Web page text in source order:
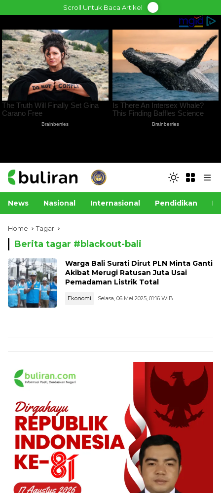
to
Scroll Untuk Baca Artikel
News Nasional Internasional Pendidikan
Home Tagar
Berita tagar #blackout-bali
Warga Bali Surati Dirut PLN Minta Ganti
Akibat Merugi Ratusan Juta Usai
Pemadaman Listrik Total
Ekonomi Selasa, 06 Mei 2025, 01:16 WIB